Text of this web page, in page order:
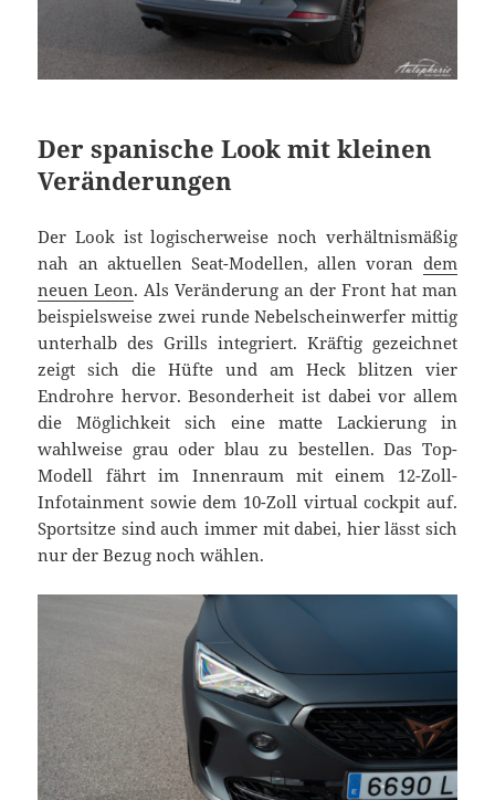
Der spanische Look mit kleinen
Veränderungen
Der Look ist logischerweise noch verhältnismäßig
nah an aktuellen Seat-Modellen, allen voran dem
neuen Leon. Als Veränderung an der Front hat man
beispielsweise zwei runde Nebelscheinwerfer mittig
unterhalb des Grills integriert. Kräftig gezeichnet
zeigt sich die Hüfte und am Heck blitzen vier
Endrohre hervor. Besonderheit ist dabei vor allem
die Möglichkeit sich eine matte Lackierung in
wahlweise grau oder blau zu bestellen. Das Top-
Modell fährt im Innenraum mit einem 12-Zoll-
Infotainment sowie dem 10-Zoll virtual cockpit auf.
Sportsitze sind auch immer mit dabei, hier lässt sich
nur der Bezug noch wählen.